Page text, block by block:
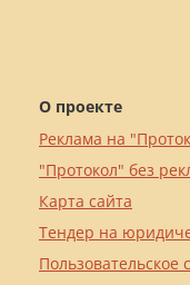
О проекте
Реклама на
"Протокол" без
Карта сайта
Тендер на
Пользовательское